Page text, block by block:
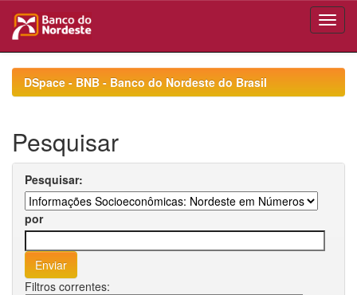
navigationDSpace - BNB - Banco do Nordeste do Brasil
Pesquisar
Pesquisar:
por
Filtros correntes: